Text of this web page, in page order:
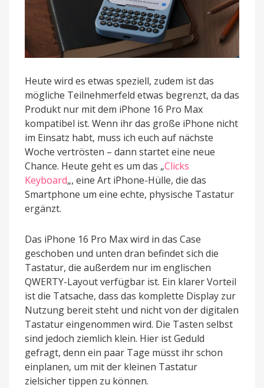
Heute wird es etwas speziell, zudem ist das
mögliche Teilnehmerfeld etwas begrenzt, da das
Produkt nur mit dem iPhone 16 Pro Max
kompatibel ist. Wenn ihr das große iPhone nicht
im Einsatz habt, muss ich euch auf nächste
Woche vertrösten – dann startet eine neue
Chance. Heute geht es um das „Clicks
Keyboard„, eine Art iPhone-Hülle, die das
Smartphone um eine echte, physische Tastatur
ergänzt.
Das iPhone 16 Pro Max wird in das Case
geschoben und unten dran befindet sich die
Tastatur, die außerdem nur im englischen
QWERTY-Layout verfügbar ist. Ein klarer Vorteil
ist die Tatsache, dass das komplette Display zur
Nutzung bereit steht und nicht von der digitalen
Tastatur eingenommen wird. Die Tasten selbst
sind jedoch ziemlich klein. Hier ist Geduld
gefragt, denn ein paar Tage müsst ihr schon
einplanen, um mit der kleinen Tastatur
zielsicher tippen zu können.